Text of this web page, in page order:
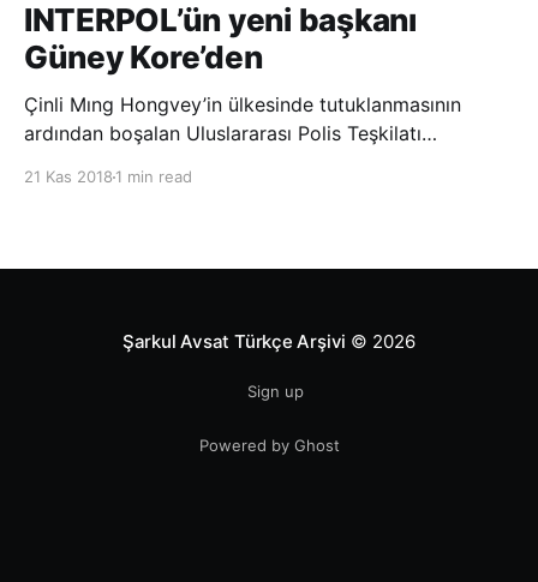
INTERPOL’ün yeni başkanı
Güney Kore’den
Çinli Mıng Hongvey’in ülkesinde tutuklanmasının
ardından boşalan Uluslararası Polis Teşkilatı
21 Kas 2018 1 min read
Şarkul Avsat Türkçe Arşivi © 2026
Sign up
Powered by Ghost